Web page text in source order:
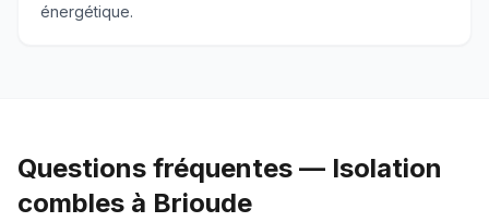
énergétique.
Questions fréquentes — Isolation
combles à Brioude